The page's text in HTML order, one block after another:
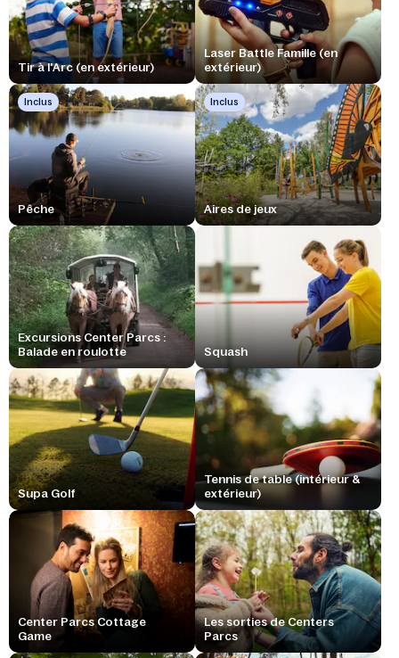
Tir à l'Arc (en extérieur)
Laser Battle Famille (en
extérieur)
Inclus
Pêche
Inclus
Aires de jeux
Excursions Center Parcs :
Balade en roulotte
Squash
Supa Golf
Tennis de table (intérieur &
extérieur)
Center Parcs Cottage
Game
Les sorties de Centers
Parcs